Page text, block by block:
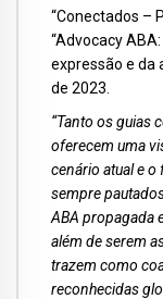
“Conectados –
“Advocacy
expressão e da
de 2023.
“Tanto os guias
oferecem uma
cenário atual e
sempre
ABA propagada
além de serem
trazem como
reconhecidas